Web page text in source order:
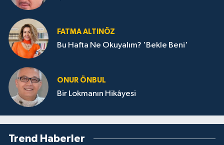
FATMA ALTINÖZ
Bu Hafta Ne Okuyalım? 'Bekle Beni'
ONUR ÖNBUL
Bir Lokmanın Hikâyesi
Trend Haberler